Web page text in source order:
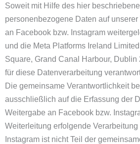
Soweit mit Hilfe des hier
personenbezogene Daten auf
an Facebook bzw. Instagram
und die Meta Platforms Ireland
Square, Grand Canal Harbour,
für diese Datenverarbeitung
Die gemeinsame Verantwortlichkeit
ausschließlich auf die Erfassung der
Weitergabe an Facebook bzw.
Weiterleitung erfolgende
Instagram ist nicht Teil der